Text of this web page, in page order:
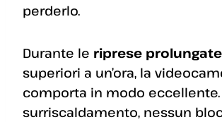
perderlo.
Durante le riprese prolungate
superiori a un’ora, la
comporta in modo eccellente.
surriscaldamento, nessun